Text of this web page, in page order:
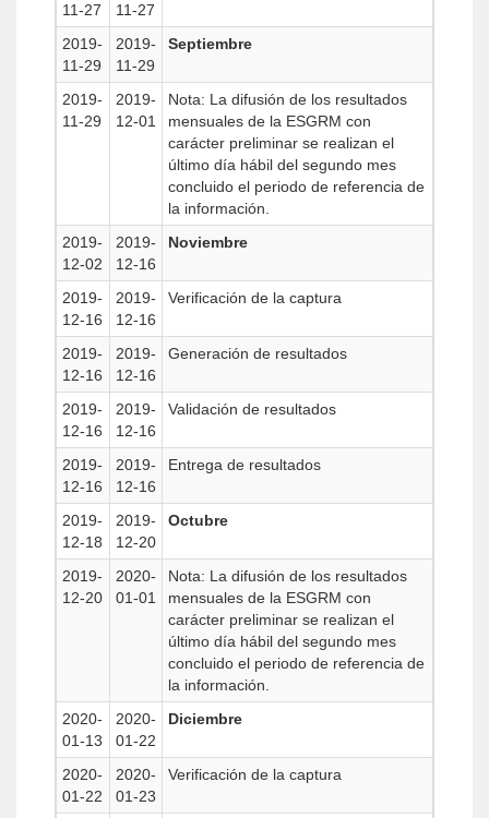
11-27
11-27
2019-
11-29
2019-
11-29
Septiembre
2019-
11-29
2019-
12-01
Nota: La difusión de los resultados
mensuales de la ESGRM con
carácter preliminar se realizan el
último día hábil del segundo mes
concluido el periodo de referencia de
la información.
2019-
12-02
2019-
12-16
Noviembre
2019-
12-16
2019-
12-16
Verificación de la captura
2019-
12-16
2019-
12-16
Generación de resultados
2019-
12-16
2019-
12-16
Validación de resultados
2019-
12-16
2019-
12-16
Entrega de resultados
2019-
12-18
2019-
12-20
Octubre
2019-
12-20
2020-
01-01
Nota: La difusión de los resultados
mensuales de la ESGRM con
carácter preliminar se realizan el
último día hábil del segundo mes
concluido el periodo de referencia de
la información.
2020-
01-13
2020-
01-22
Diciembre
2020-
01-22
2020-
01-23
Verificación de la captura